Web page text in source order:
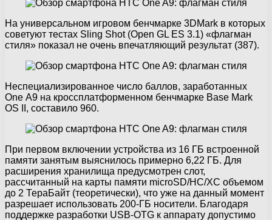
На универсальном игровом бенчмарке 3DMark в которых
советуют тестах Sling Shot (Open GL ES 3.1) «флагман
стиля» показал не очень впечатляющий результат (387).
Неспециализированное число баллов, заработанных
One А9 на кроссплатформенном бенчмарке Base Mark
OS II, составило 960.
При первом включении устройства из 16 ГБ встроенной
памяти занятым выяснилось примерно 6,22 ГБ. Для
расширения хранилища предусмотрен слот,
рассчитанный на карты памяти microSD/HC/XC объемом
до 2 ТераБайт (теоретически), что уже на данный момент
разрешает использовать 200-ГБ носители. Благодаря
поддержке разработки USB-OTG к аппарату допустимо